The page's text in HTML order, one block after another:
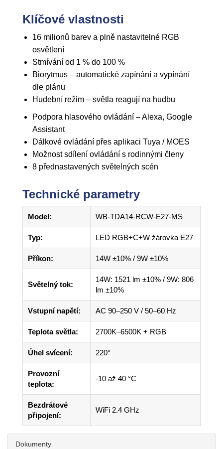
Klíčové vlastnosti
16 milionů barev a plně nastavitelné RGB
osvětlení
Stmívání od 1 % do 100 %
Biorytmus – automatické zapínání a vypínání
dle plánu
Hudební režim – světla reagují na hudbu
Podpora hlasového ovládání – Alexa, Google
Assistant
Dálkové ovládání přes aplikaci Tuya / MOES
Možnost sdílení ovládání s rodinnými členy
8 přednastavených světelných scén
Technické parametry
Model: WB-TDA14-RCW-E27-MS
Typ: LED RGB+C+W žárovka E27
Příkon: 14W ±10% / 9W ±10%
Světelný tok:
14W: 1521 lm ±10% / 9W: 806
lm ±10%
Vstupní napětí: AC 90–250 V / 50–60 Hz
Teplota světla: 2700K–6500K + RGB
Úhel svícení: 220°
Provozní
teplota:
-10 až 40 °C
Bezdrátové
připojení:
WiFi 2.4 GHz
Dokumenty